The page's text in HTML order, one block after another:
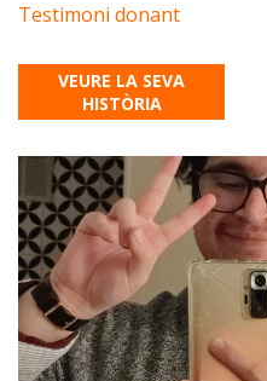
Testimoni donant
VEURE LA SEVA
HISTÒRIA